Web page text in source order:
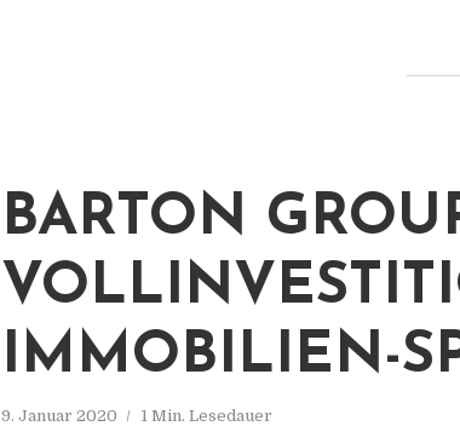
BARTON
IMMOBILIEN-
9. Januar 2020 1 Min. Lesedauer